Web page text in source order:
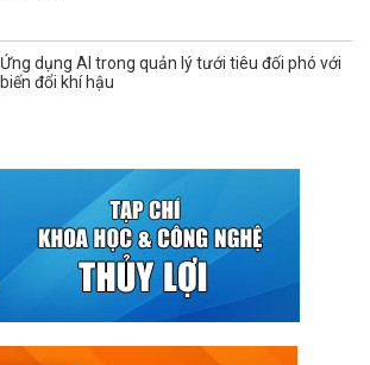
Ứng dụng AI trong quản lý tưới tiêu đối phó với
biến đổi khí hậu